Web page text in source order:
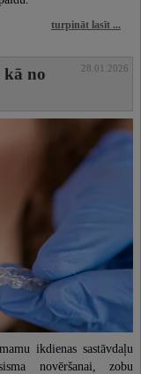
turpināt lasīt ...
kā no
28.01.2026
ikdienas sastāvdaļu
novēršanai, zobu